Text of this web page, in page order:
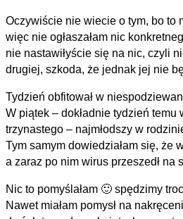
Oczywiście nie wiecie o tym, bo to
więc nie ogłaszałam nic
nie nastawiłyście się na nic, czyli
drugiej, szkoda, że jednak jej nie
Tydzień obfitował w
W piątek – dokładnie tydzień temu
trzynastego – najmłodszy w
Tym samym dowiedziałam się, że
a zaraz po nim wirus przeszedł na
Nic to pomyślałam 🙂 spędzimy
Nawet miałam pomysł na